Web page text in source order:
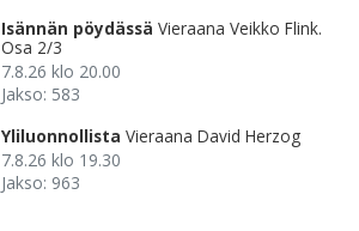
Isännän pöydässä Vieraana Veikko Flink.
Osa 2/3
7.8.26 klo 20.00
Jakso: 583
Yliluonnollista Vieraana David Herzog
7.8.26 klo 19.30
Jakso: 963